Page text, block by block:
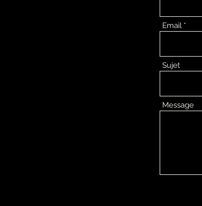
Email
Sujet
Message